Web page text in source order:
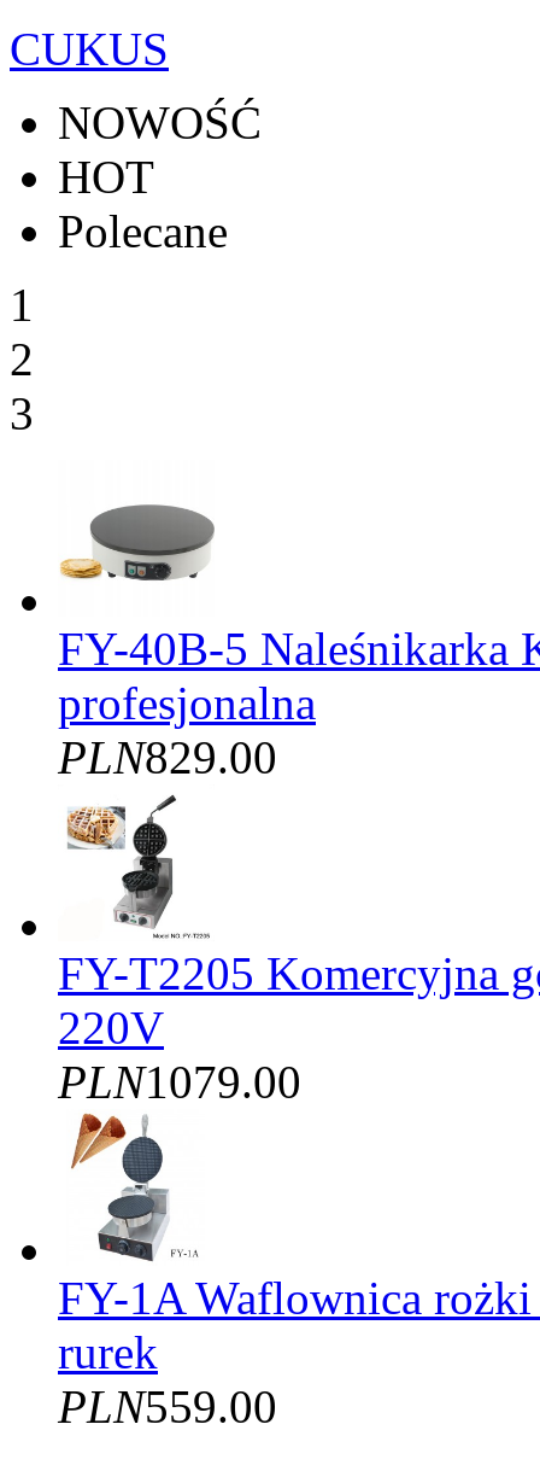
CUKUS
NOWOŚĆ
HOT
Polecane
1
2
3
FY-40B-5 Naleśnikarka
profesjonalna
PLN829.00
FY-T2205 Komercyjna
220V
PLN1079.00
FY-1A Waflownica
rurek
PLN559.00